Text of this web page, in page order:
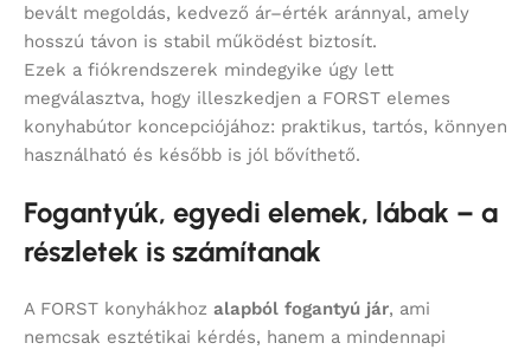
bevált megoldás, kedvező ár–érték aránnyal, amely
hosszú távon is stabil működést biztosít.
Ezek a fiókrendszerek mindegyike úgy lett
megválasztva, hogy illeszkedjen a FORST elemes
konyhabútor koncepciójához: praktikus, tartós, könnyen
használható és később is jól bővíthető.
Fogantyúk, egyedi elemek, lábak – a
részletek is számítanak
A FORST konyhákhoz alapból fogantyú jár, ami
nemcsak esztétikai kérdés, hanem a mindennapi